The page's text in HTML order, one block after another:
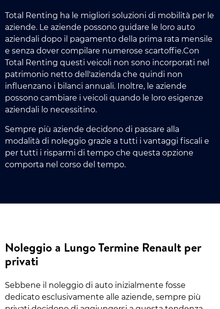
Total Renting ha le migliori soluzioni di mobilità per le
aziende. Le aziende possono guidare le loro auto
aziendali dopo il pagamento della prima rata mensile
e senza dover compilare numerose scartoffie.Con
Total Renting questi veicoli non sono incorporati nel
patrimonio netto dell'azienda che quindi non
influenzano i bilanci annuali. Inoltre, le aziende
possono cambiare i veicoli quando le loro esigenze
aziendali lo necessitino.
Sempre più aziende decidono di passare alla
modalità di noleggio grazie a tutti i vantaggi fiscali e
per tutti i risparmi di tempo che questa opzione
comporta nel corso del tempo.
Noleggio a Lungo Termine Renault per
privati
Sebbene il noleggio di auto inizialmente fosse
dedicato esclusivamente alle aziende, sempre più